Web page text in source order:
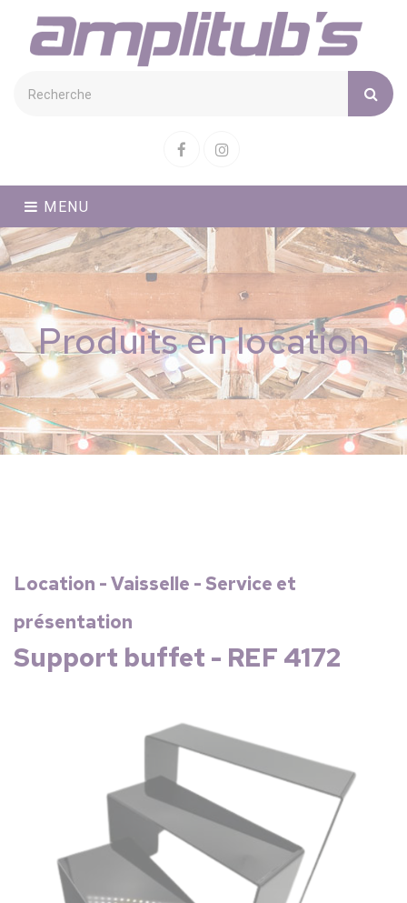
FacebookInstagram
MENU
Produits en location
Location - Vaisselle - Service et
présentation
Support buffet - REF 4172
Cookies management panel